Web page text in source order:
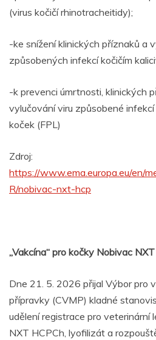
(virus kočičí rhinotracheitidy);
-ke snížení klinických příznaků a
způsobených infekcí kočičím
-k prevenci úmrtnosti, klinických
vylučování viru způsobené
koček (FPL)
Zdroj:
https://www.ema.europa.eu/en/
R/nobivac-nxt-hcp
„Vakcína“ pro kočky Nobivac
Dne 21. 5. 2026 přijal Výbor pro
přípravky (CVMP) kladné
udělení registrace pro veterinární
NXT HCPCh, lyofilizát a